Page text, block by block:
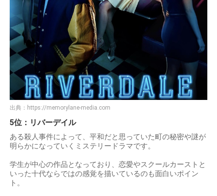
出典： https://memorylane-media.com
5位：リバーデイル
ある殺人事件によって、平和だと思っていた町の秘密や謎が
明らかになっていくミステリードラマです。
学生が中心の作品となっており、恋愛やスクールカーストと
いった十代ならではの感覚を描いているのも面白いポイン
ト。